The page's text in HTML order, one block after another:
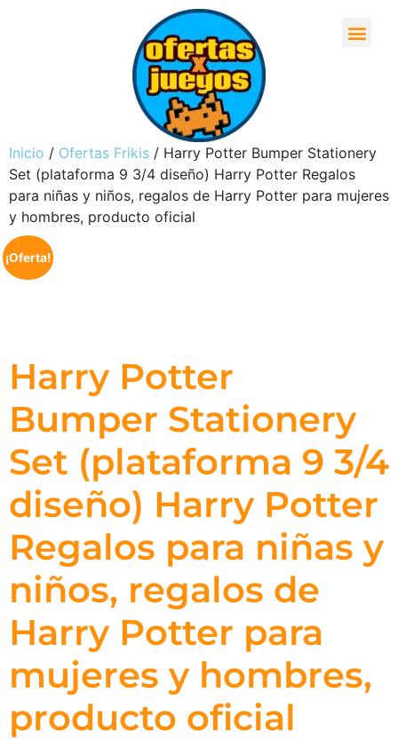
Inicio / Ofertas Frikis / Harry Potter Bumper Stationery
Set (plataforma 9 3/4 diseño) Harry Potter Regalos
para niñas y niños, regalos de Harry Potter para mujeres
y hombres, producto oficial
¡Oferta!
Harry Potter
Bumper Stationery
Set (plataforma 9 3/4
diseño) Harry Potter
Regalos para niñas y
niños, regalos de
Harry Potter para
mujeres y hombres,
producto oficial